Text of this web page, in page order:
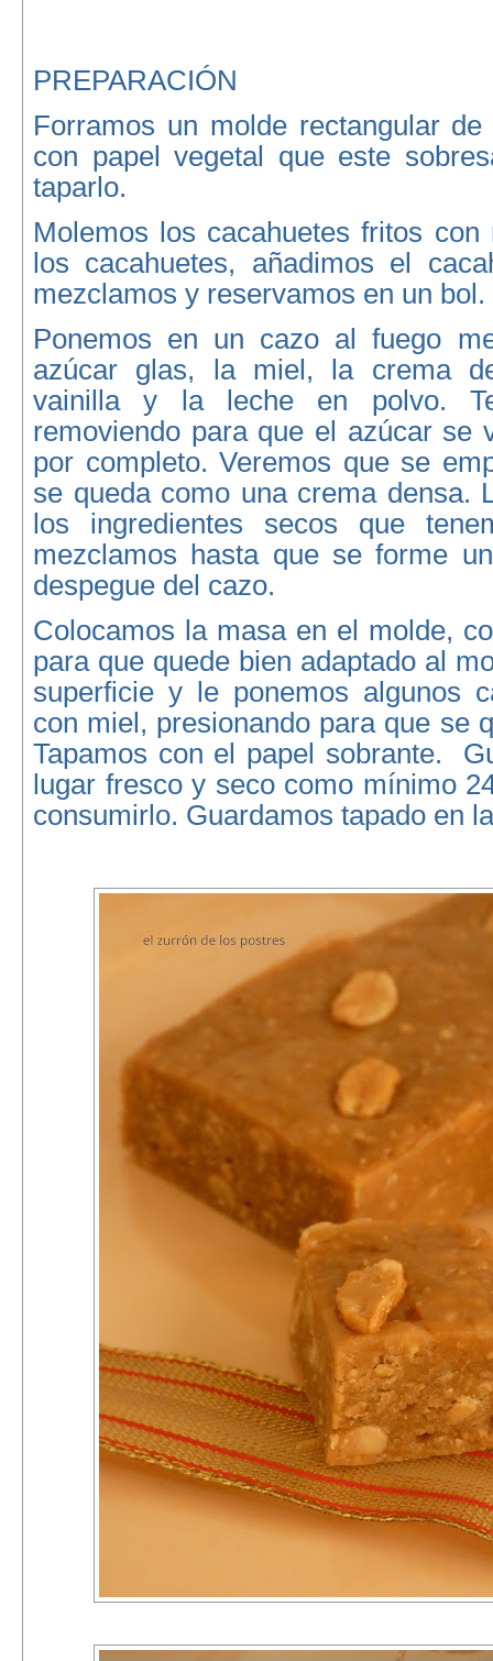
PREPARACIÓN
Forramos un molde rectangular
con papel vegetal que este
taparlo.
Molemos los cacahuetes fritos con
los cacahuetes, añadimos el
mezclamos y reservamos en un bol.
Ponemos en un cazo al fuego
azúcar glas, la miel, la crema
vainilla y la leche en polvo.
removiendo para que el azúcar se
por completo. Veremos que se
se queda como una crema densa.
los ingredientes secos que
mezclamos hasta que se forme
despegue del cazo.
Colocamos la masa en el molde,
para que quede bien adaptado al
superficie y le ponemos algunos
con miel, presionando para que se
Tapamos con el papel sobrante.
lugar fresco y seco como mínimo
consumirlo. Guardamos tapado en